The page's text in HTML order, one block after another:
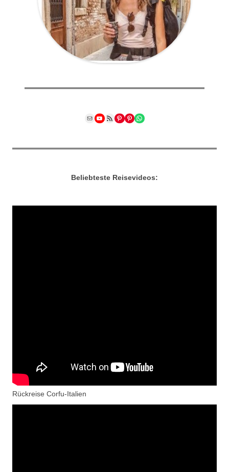
MailYouTube
RSS FeedPinterest
Pinterest
WhatsApp
Beliebteste Reisevideos:
Rückreise Corfu-Italien